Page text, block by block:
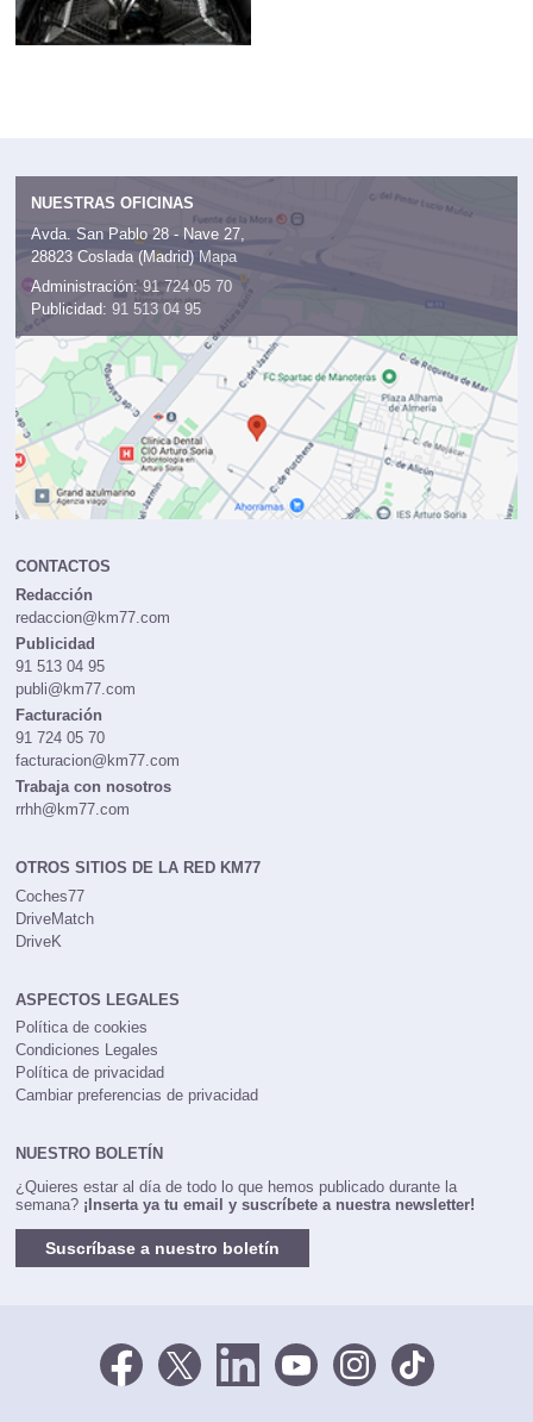
NUESTRAS OFICINAS
Avda. San Pablo 28 - Nave 27,
28823 Coslada (Madrid) Mapa
Administración: 91 724 05 70
Publicidad: 91 513 04 95
CONTACTOS
Redacción
redaccion@km77.com
Publicidad
91 513 04 95
publi@km77.com
Facturación
91 724 05 70
facturacion@km77.com
Trabaja con nosotros
rrhh@km77.com
OTROS SITIOS DE LA RED KM77
Coches77
DriveMatch
DriveK
ASPECTOS LEGALES
Política de cookies
Condiciones Legales
Política de privacidad
Cambiar preferencias de privacidad
NUESTRO BOLETÍN
¿Quieres estar al día de todo lo que hemos publicado durante la
semana? ¡Inserta ya tu email y suscríbete a nuestra newsletter!
Suscríbase a nuestro boletín